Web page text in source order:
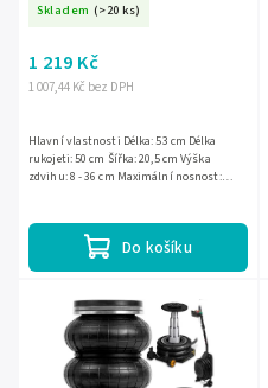
Skladem (>20 ks)
1 007,44 Kč bez DPH
1 219 Kč
Do košíku
Hlavní vlastnosti Délka: 53 cm Délka
rukojeti: 50 cm Šířka: 20,5 cm Výška
zdvihu: 8 - 36 cm Maximální nosnost: